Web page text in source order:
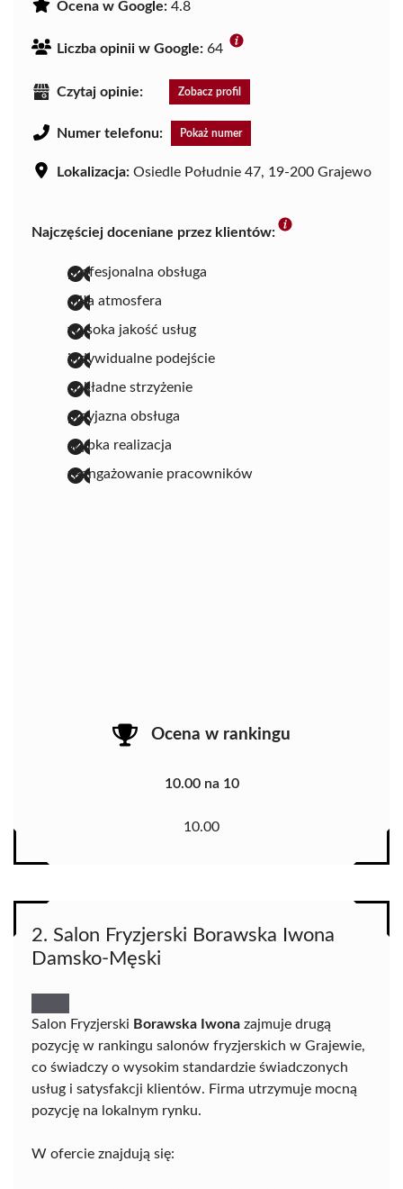
Ocena w Google: 4.8
Liczba opinii w Google: 64
Czytaj opinie: Zobacz profil
Numer telefonu: Pokaż numer
Lokalizacja: Osiedle Południe 47, 19-200 Grajewo
Najczęściej doceniane przez klientów:
profesjonalna obsługa
miła atmosfera
wysoka jakość usług
indywidualne podejście
dokładne strzyżenie
przyjazna obsługa
szybka realizacja
zaangażowanie pracowników
Ocena w rankingu
10.00 na 10
10.00
2. Salon Fryzjerski Borawska Iwona
Damsko-Męski
Salon Fryzjerski Borawska Iwona zajmuje drugą
pozycję w rankingu salonów fryzjerskich w Grajewie,
co świadczy o wysokim standardzie świadczonych
usług i satysfakcji klientów. Firma utrzymuje mocną
pozycję na lokalnym rynku.
W ofercie znajdują się: